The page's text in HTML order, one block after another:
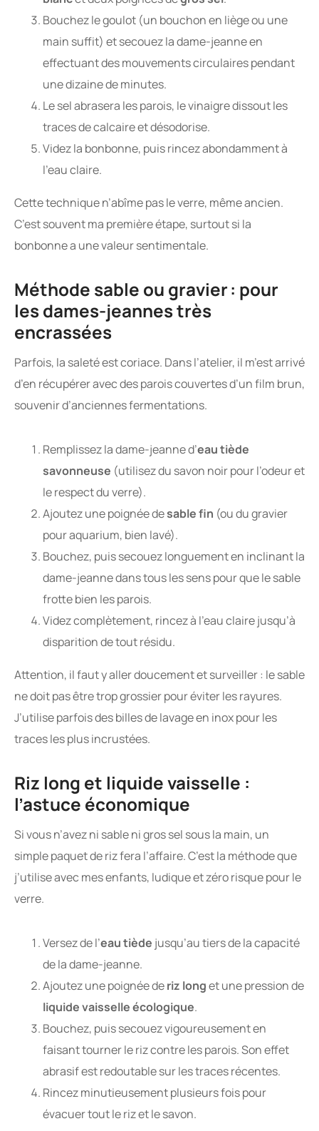
Bouchez le goulot (un bouchon en liège ou une
main suffit) et secouez la dame-jeanne en
effectuant des mouvements circulaires pendant
une dizaine de minutes.
Le sel abrasera les parois, le vinaigre dissout les
traces de calcaire et désodorise.
Videz la bonbonne, puis rincez abondamment à
l’eau claire.
Cette technique n’abîme pas le verre, même ancien.
C’est souvent ma première étape, surtout si la
bonbonne a une valeur sentimentale.
Méthode sable ou gravier : pour
les dames-jeannes très
encrassées
Parfois, la saleté est coriace. Dans l’atelier, il m’est arrivé
d’en récupérer avec des parois couvertes d’un film brun,
souvenir d’anciennes fermentations.
Remplissez la dame-jeanne d’eau tiède
savonneuse (utilisez du savon noir pour l’odeur et
le respect du verre).
Ajoutez une poignée desable fin (ou du gravier
pour aquarium, bien lavé).
Bouchez, puis secouez longuement en inclinant la
dame-jeanne dans tous les sens pour que le sable
frotte bien les parois.
Videz complètement, rincez à l’eau claire jusqu’à
disparition de tout résidu.
Attention, il faut y aller doucement et surveiller : le sable
ne doit pas être trop grossier pour éviter les rayures.
J’utilise parfois des billes de lavage en inox pour les
traces les plus incrustées.
Riz long et liquide vaisselle :
l’astuce économique
Si vous n’avez ni sable ni gros sel sous la main, un
simple paquet de riz fera l’affaire. C’est la méthode que
j’utilise avec mes enfants, ludique et zéro risque pour le
verre.
Versez de l’eau tiède jusqu’au tiers de la capacité
de la dame-jeanne.
Ajoutez une poignée deriz longet une pression de
liquide vaisselle écologique.
Bouchez, puis secouez vigoureusement en
faisant tourner le riz contre les parois. Son effet
abrasif est redoutable sur les traces récentes.
Rincez minutieusement plusieurs fois pour
évacuer tout le riz et le savon.